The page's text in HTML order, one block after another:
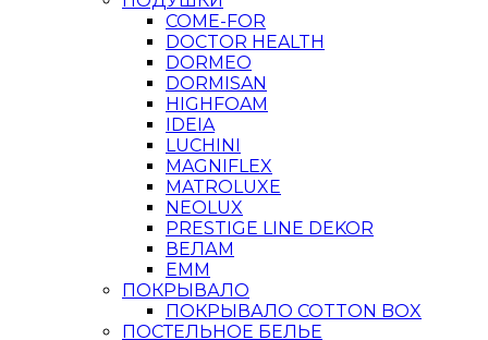
COME-FOR
DOCTOR HEALTH
DORMEO
DORMISAN
HIGHFOAM
IDEIA
LUCHINI
MAGNIFLEX
MATROLUXE
NEOLUX
PRESTIGE LINE DEKOR
ВЕЛАМ
ЕММ
ПОКРЫВАЛО
ПОКРЫВАЛО COTTON BOX
ПОСТЕЛЬНОЕ БЕЛЬЕ